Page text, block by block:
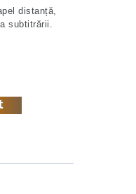
distanță,
subtitrării.